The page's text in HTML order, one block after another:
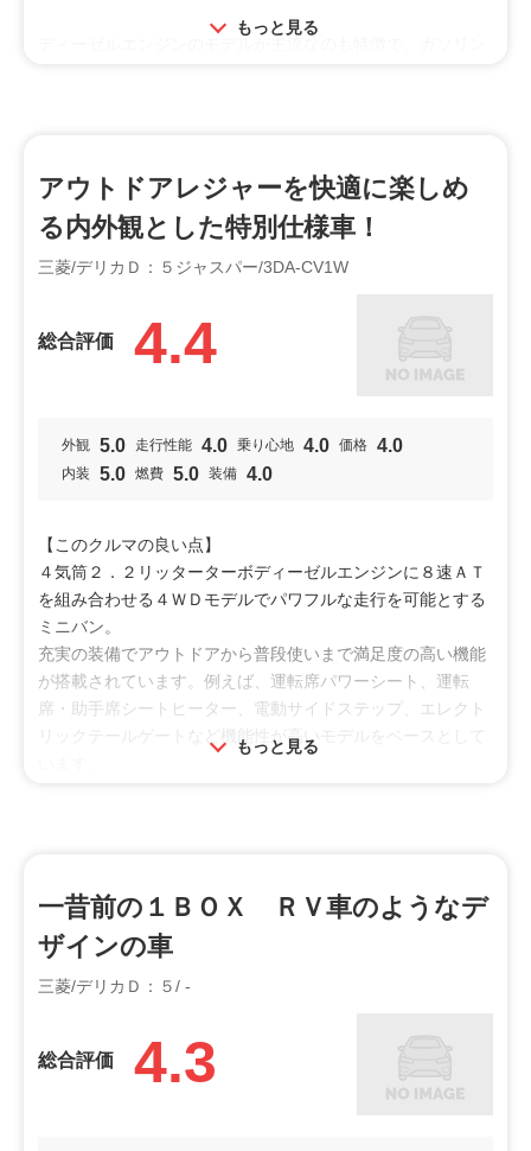
調で見やすいインストルメントパネルに立体的なメーターを
投稿者：影月禅斗
投稿日：2023年10月23日
利用シーン
オススメ
特徴
ょう。
税金もガソリン税に比べて安価なことから、ランニングコス
トを抑えられるのはうれしいポイントです。
イブはもちろん、アウトドアなどで大きな荷物を積載するの
にも打ってつけです。
シートアレンジも自由に変更できることから、様々なニーズ
【総合評価】
デリカＤ：５は、見た目のカッコ良さだけでなく、実用性も
悪路を走行することを念頭にデザインされている車種である
ことから、悪路走行時の機能性を高めるデザインを採用して
いるのも特徴です。
例えば、ステッチを施したソフトパッドや立体的なメーター
デザインを採用することで、揺れが大きい場合でも安全に走
行する工夫が施されています。
後席にスライドドアを採用しているなど、日常の使い勝手に
も配慮してデザインされているのも特徴です。
シートがベージュ内装で統一されていることから、汚れがつ
きにくいのもうれしいポイントです。
車高は少し高めではあるものの、グレードによってはサイド
方も乗り降りしやすく工夫されています。
投稿者：たかのぼ
投稿日：2023年08月31日
もっと見る
アウトドアレジャーを快適に楽しめ
る内外観とした特別仕様車！
三菱/デリカＤ：５ジャスパー/3DA-CV1W
総合評価 4.4
外観 5.0 走行性能 4.0 乗り心地 4.0 価格 4.0
内装 5.0 燃費 5.0 装備 4.0
【このクルマの良い点】
４気筒２．２リッターターボディーゼルエンジンに８速ＡＴ
を組み合わせる４ＷＤモデルでパワフルな走行を可能とする
ミニバン。
充実の装備でアウトドアから普段使いまで満足度の高い機能
が搭載されています。例えば、運転席パワーシート、運転
席・助手席シートヒーター、電動サイドステップ、エレクト
リックテールゲートなど機能性が高いモデルをベースとして
ていて、足元はスタイリッシュで引き締まる印象です。
アウトドアを心おきなく楽しめるように、内装シートには撥
水機能を付加したスエード調人工皮革を使用して手入れもし
やすい生地を採用。インストルメントパネルやドアトリムに
もっと見る
一昔前の１ＢＯＸ ＲＶ車のようなデ
ザインの車
三菱/デリカＤ：５/ -
総合評価 4.3